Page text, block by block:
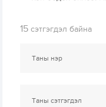
15 сэтгэгдэл байна